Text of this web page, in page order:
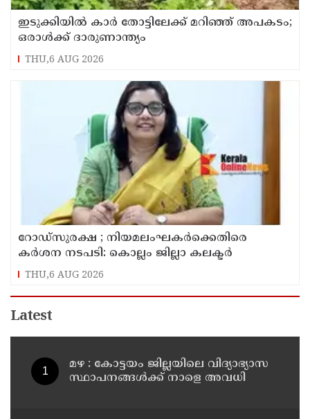
ഇടുക്കിയിൽ കാർ തോട്ടിലേക്ക് മറിഞ്ഞ് അപകടം;
ഒരാൾക്ക് ദാരുണാന്ത്യം
THU,6 AUG 2026
റോഡ്‌സുരക്ഷ ; നിയമലംഘകർക്കെതിരെ
കർശന നടപടി: കൊല്ലം ജില്ലാ കലക്ടർ
THU,6 AUG 2026
Latest
മഴ : കോട്ടയം ജില്ലയിലെ വിദ്യാഭ്യാസ
സ്ഥാപനങ്ങൾക്ക് നാളെ അവധി